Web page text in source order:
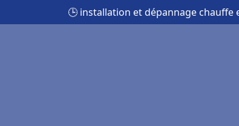
🕒 installation et dépannage chauffe